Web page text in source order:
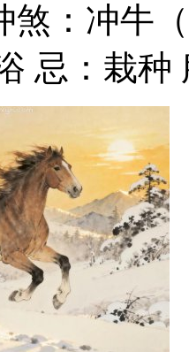
煞：冲牛
忌：栽种